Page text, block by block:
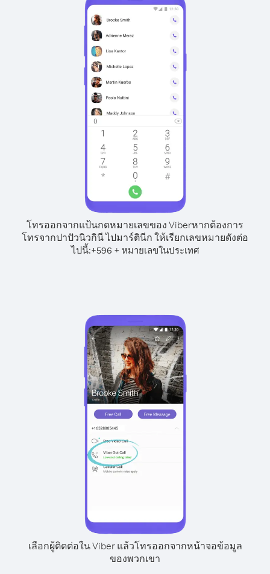
โทรออกจากแป้นกดหมายเลขของ Viberหากต้องการ
โทรจากปาปัวนิวกินี ไปมาร์ตินีก ให้เรียกเลขหมายดังต่อ
ไปนี้:+596 + หมายเลขในประเทศ
เลือกผู้ติดต่อใน Viber แล้วโทรออกจากหน้าจอข้อมูล
ของพวกเขา